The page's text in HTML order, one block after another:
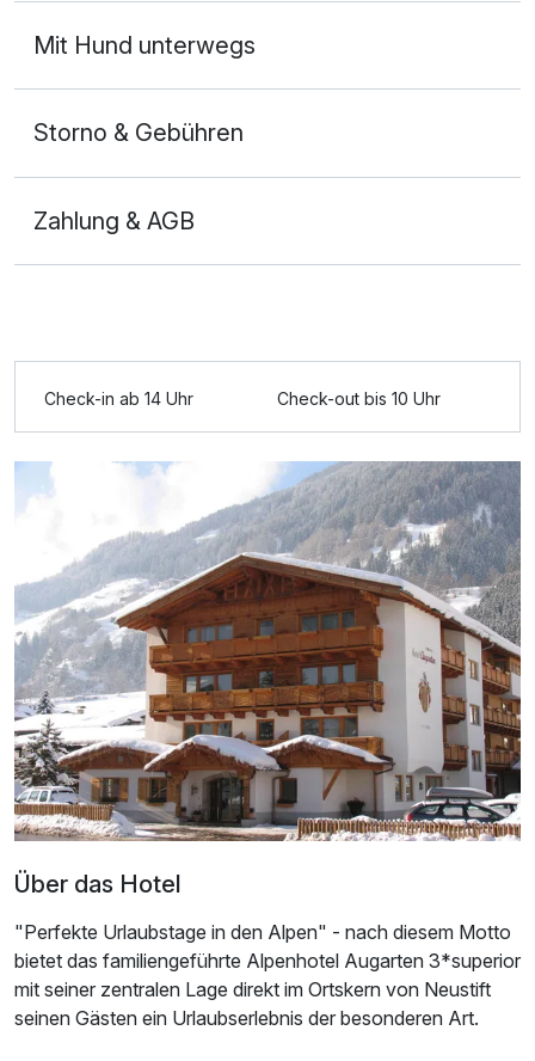
Doppelzimmer Superior
2 Erwachsene
Mit Hund unterwegs
Storno & Gebühren
Zahlung & AGB
Check-in ab 14 Uhr Check-out bis 10 Uhr
Über das Hotel
"Perfekte Urlaubstage in den Alpen" - nach diesem Motto
bietet das familiengeführte Alpenhotel Augarten 3*superior
mit seiner zentralen Lage direkt im Ortskern von Neustift
seinen Gästen ein Urlaubserlebnis der besonderen Art.